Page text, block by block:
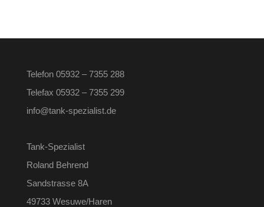
Telefon 05932 – 7355 288
Telefax 05932 – 7355 299
info@tank-spezialist.de
Tank-Spezialist
Roland Behrend
Sandstrasse 8A
49733 Wesuwe/Haren